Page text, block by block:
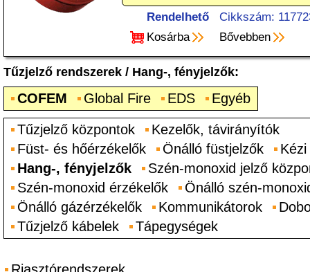
Rendelhető
Cikkszám:
Kosárba
Bővebben
Tűzjelző rendszerek / Hang-, fényjelzők:
COFEM Global Fire EDS Egyéb
Tűzjelző központok
Kezelők, távirányítók
Füst- és hőérzékelők
Önálló füstjelzők
Hang-, fényjelzők
Szén-monoxid jelző
Szén-monoxid érzékelők
Önálló szén-
Önálló gázérzékelők
Kommunikátorok
Tűzjelző kábelek
Tápegységek